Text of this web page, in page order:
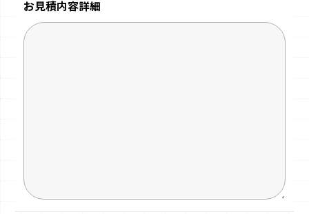
お見積内容詳細